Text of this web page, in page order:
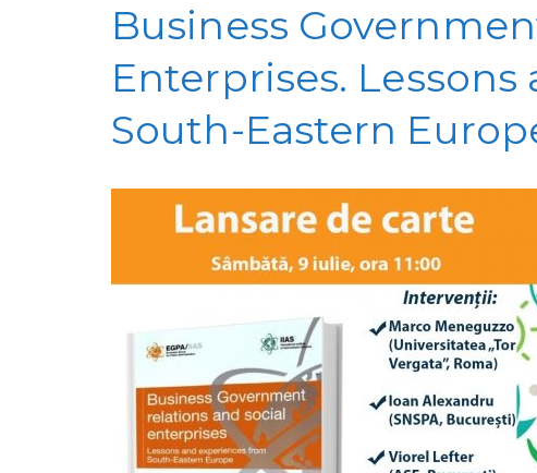
Business
Enterprises.
South-Eastern